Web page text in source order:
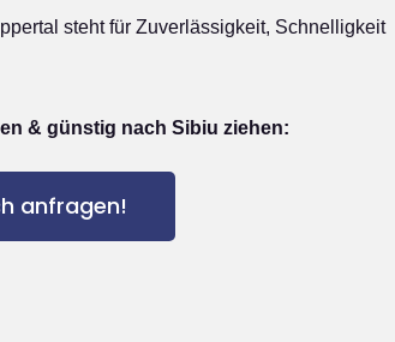
steht für Zuverlässigkeit, Schnelligkeit
& günstig nach Sibiu ziehen:
anfragen!